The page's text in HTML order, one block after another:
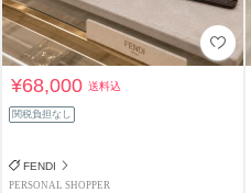
¥68,000送料込
関税負担なし
FENDI
PERSONAL SHOPPER